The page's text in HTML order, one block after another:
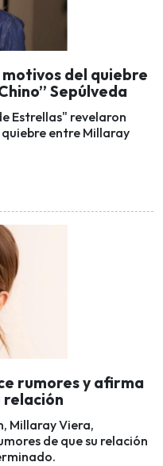
del quiebre
Sepúlveda
Estrellas" revelaron
entre Millaray
rumores y afirma
relación
Millaray Viera,
de que su relación